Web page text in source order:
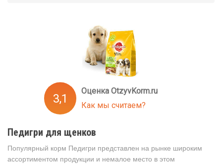
3,1
Оценка OtzyvKorm.ru
Как мы считаем?
Педигри для щенков
Популярный корм Педигри представлен на рынке широким
ассортиментом продукции и немалое место в этом